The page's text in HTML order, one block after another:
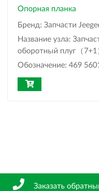
Опорная планка
Бренд: Запчасти
Название узла:
оборотный плуг（7+1
Обозначение: 469
Заказать